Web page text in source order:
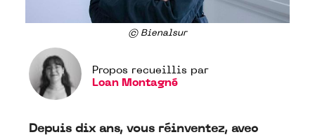
© Bienalsur
Propos recueillis par
Loan Montagné
Depuis dix ans, vous réinventez, avec